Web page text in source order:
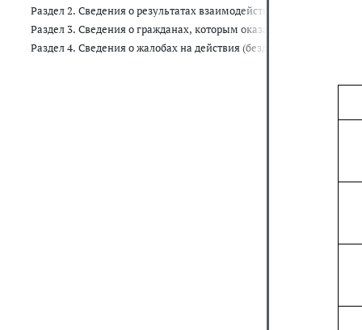
Раздел 2. Сведения о результатах взаимодействия адвокатской
Раздел 3. Сведения о гражданах, которым оказана бесплатная
Раздел 4. Сведения о жалобах на действия (бездействие)